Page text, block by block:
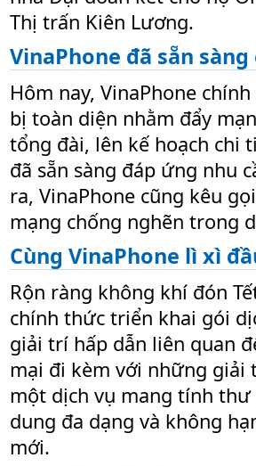
Thị trấn Kiên Lương.
VinaPhone đã sẵn
Hôm nay, VinaPhone
bị toàn diện nhằm đẩy
tổng đài, lên kế hoạch chi
đã sẵn sàng đáp ứng nhu
ra, VinaPhone cũng kêu
mạng chống nghẽn trong
Cùng VinaPhone lì xì
Rộn ràng không khí đón
chính thức triển khai gói
giải trí hấp dẫn liên quan
mại đi kèm với những giải
một dịch vụ mang tính thư
dung đa dạng và không
mới.